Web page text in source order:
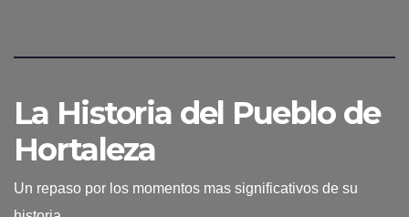
La Historia del Pueblo de
Hortaleza
Un repaso por los momentos mas significativos de su